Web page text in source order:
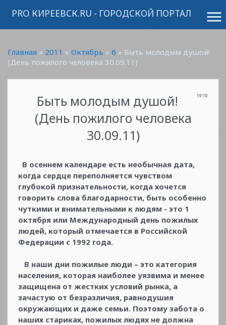
menu
PRO КИРЕЕВСК.RU - ГОРОДСКОЙ ПОРТАЛ
Главная » 2011 » Октябрь » 6 » Быть молодым душой!
(День пожилого человека 30.09.11)
19:10
Быть молодым душой!
(День пожилого человека
30.09.11)
В осеннем календаре есть необычная дата,
когда сердце переполняется чувством
глубокой признательности, когда хочется
говорить слова благодарности, быть особенно
чуткими и внимательными к людям - это 1
октября или Международный день пожилых
людей, который отмечается в Российской
Федерации с 1992 года.
В наши дни пожилые люди – это категория
населения, которая наиболее уязвима и менее
защищена от жестких условий рынка, а
зачастую от безразличия, равнодушия
окружающих и даже семьи. Поэтому забота о
наших стариках, пожилых людях не должна